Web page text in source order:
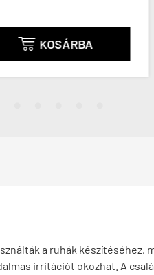
 KOSÁRBA
a ruhák készítéséhez,
irritációt okozhat. A